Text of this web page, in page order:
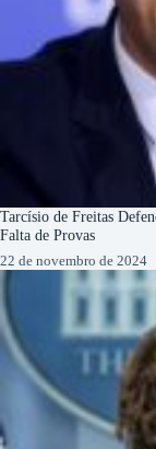
Tarcísio de Freitas
Falta de Provas
22 de novembro de 2024